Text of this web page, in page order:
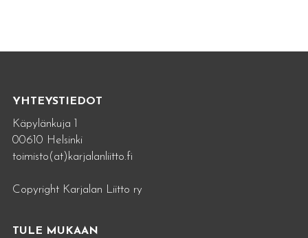
YHTEYSTIEDOT
Käpylänkuja 1
00610 Helsinki
toimisto(at)karjalanliitto.fi
Copyright Karjalan Liitto ry
TULE MUKAAN